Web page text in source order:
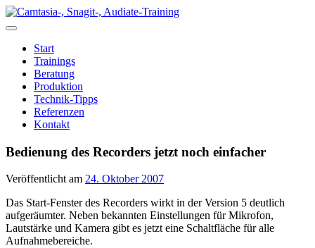
Zum
Inhalt
Start
Trainings
Beratung
Produktion
Technik-Tipps
Referenzen
Kontakt
Bedienung des Recorders jetzt noch einfacher
Veröffentlicht am 24. Oktober 2007
Das Start-Fenster des Recorders wirkt in der Version 5 deutlich
aufgeräumter. Neben bekannten Einstellungen für Mikrofon,
Lautstärke und Kamera gibt es jetzt eine Schaltfläche für alle
Aufnahmebereiche.